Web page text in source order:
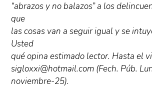
“abrazos y no balazos” a los
que
las cosas van a seguir igual y se
Usted
qué opina estimado lector. Hasta el
sigloxxi@hotmail.com (Fech. Púb.
noviembre-25).